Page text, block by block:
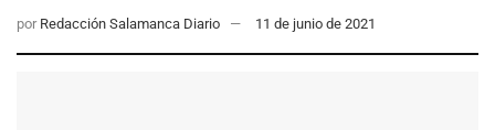
por Redacción Salamanca Diario 11 de junio de 2021